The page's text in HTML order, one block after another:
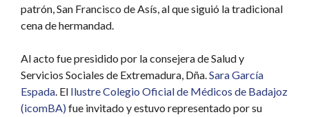
patrón, San Francisco de Asís, al que siguió la tradicional
cena de hermandad.
Al acto fue presidido por la consejera de Salud y
Servicios Sociales de Extremadura, Dña.Sara García
Espada. El Ilustre Colegio Oficial de Médicos de Badajoz
(icomBA) fue invitado y estuvo representado por su